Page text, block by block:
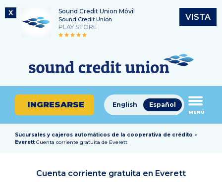
X Sound Credit Union Móvil
Sound Credit Union
PLAY STORE
VISTA
contenido
sesión
banca
en
línea
Número de ruta
325183220
¿En
qué
podemos
ayudarle
a
encontrar?
Español
English
INGRESARSE
MENÚ
Sucursales y cajeros automáticos de la cooperativa de crédito >
EverettCuenta corriente gratuita de Everett
Cuenta corriente gratuita en Everett